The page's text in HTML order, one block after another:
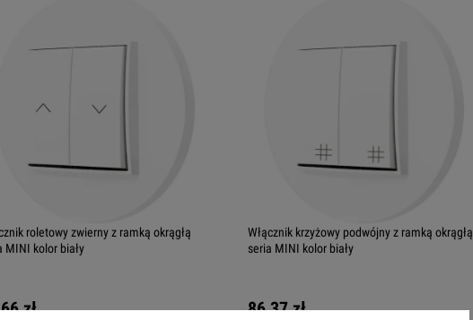
roletowy zwierny z ramką okrągłą
MINI kolor biały
zł
Włącznik krzyżowy podwójny z ramką okrągłą
seria MINI kolor biały
86,37 zł